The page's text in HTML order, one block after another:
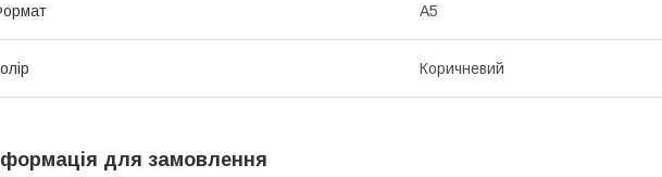
A5
Коричневий
для замовлення